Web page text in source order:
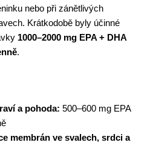
nebo při zánětlivých
Krátkodobě byly účinné
1000–2000 mg EPA + DHA
.
a pohoda: 500–600 mg EPA
membrán ve svalech, srdci a